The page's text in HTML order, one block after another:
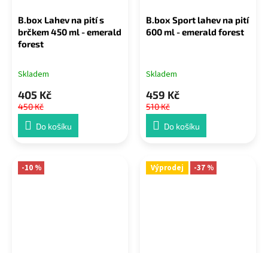
B.box Lahev na pití s
brčkem 450 ml - emerald
forest
Skladem
405 Kč
450 Kč
Do košíku
B.box Sport lahev na pití
600 ml - emerald forest
Skladem
459 Kč
510 Kč
Do košíku
-10 % Výprodej -37 %